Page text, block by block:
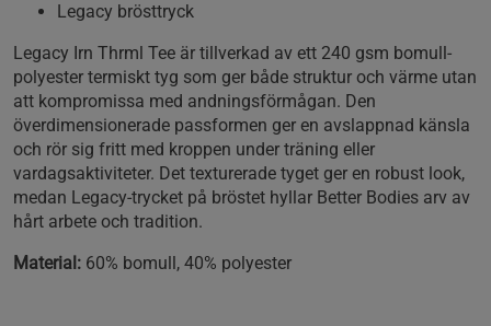
Legacy brösttryck
Legacy Irn Thrml Tee är tillverkad av ett 240 gsm bomull-
polyester termiskt tyg som ger både struktur och värme utan
att kompromissa med andningsförmågan. Den
överdimensionerade passformen ger en avslappnad känsla
och rör sig fritt med kroppen under träning eller
vardagsaktiviteter. Det texturerade tyget ger en robust look,
medan Legacy-trycket på bröstet hyllar Better Bodies arv av
hårt arbete och tradition.
Material: 60% bomull, 40% polyester